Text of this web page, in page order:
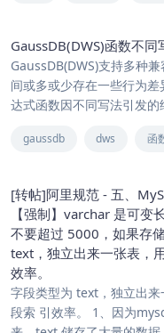
GaussDB(DWS)函数不
GaussDB(DWS)支持多种
间或多或少存在一些行为
达式函数因不同写法引发的
gaussdb dws 函
[转帖]阿里规范 - 五、
【强制】varchar 是可变
不要超过 5000，如果存
text，独立出来一张表，
效率。
字段类型为 text，独立出
段索 引效率。 1、因为